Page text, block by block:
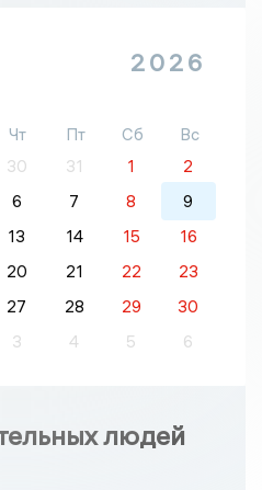
2026
Чт Пт Сб
Вс
30 31 1
2
6 7 8
9
13 14 15
16
20 21 22
23
27 28 29
30
3 4 5 6
людей